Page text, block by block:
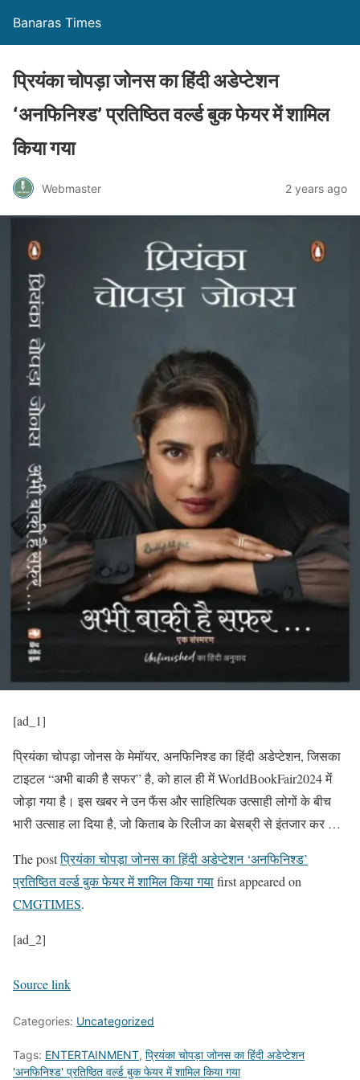
Banaras Times
प्रियंका चोपड़ा जोनस का हिंदी अडेप्टेशन
‘अनफिनिश्ड’ प्रतिष्ठित वर्ल्ड बुक फेयर में शामिल
किया गया
Webmaster 2 years ago
[ad_1]
प्रियंका चोपड़ा जोनस के मेमॉयर, अनफिनिश्ड का हिंदी अडेप्टेशन, जिसका
टाइटल “अभी बाकी है सफर” है, को हाल ही में WorldBookFair2024 में
जोड़ा गया है। इस खबर ने उन फैंस और साहित्यिक उत्साही लोगों के बीच
भारी उत्साह ला दिया है, जो किताब के रिलीज का बेसब्री से इंतजार कर …
The postप्रियंका चोपड़ा जोनस का हिंदी अडेप्टेशन ‘अनफिनिश्ड’
प्रतिष्ठित वर्ल्ड बुक फेयर में शामिल किया गयाfirst appeared on
CMGTIMES.
[ad_2]
Source link
Categories: Uncategorized
Tags: ENTERTAINMENT, प्रियंका चोपड़ा जोनस का हिंदी अडेप्टेशन
'अनफिनिश्ड' प्रतिष्ठित वर्ल्ड बुक फेयर में शामिल किया गया